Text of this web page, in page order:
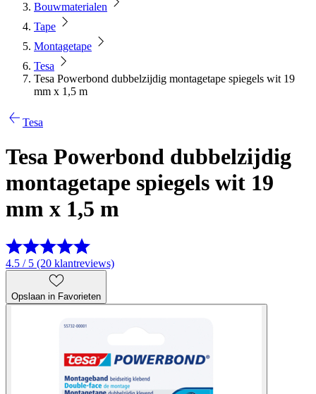
Bouwmaterialen
Tape
Montagetape
Tesa
Tesa Powerbond dubbelzijdig montagetape spiegels wit 19
mm x 1,5 m
Tesa
Tesa Powerbond dubbelzijdig
montagetape spiegels wit 19
mm x 1,5 m
4.5 / 5 (20 klantreviews)
Opslaan in Favorieten